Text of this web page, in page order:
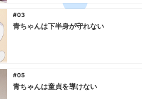
#03
青ちゃんは下半身が守れない
#05
青ちゃんは童貞を導けない